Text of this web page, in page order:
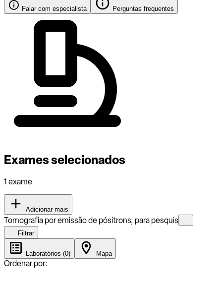
Falar com especialista Perguntas frequentes
Exames selecionados
1 exame
Adicionar mais
Tomografia por emissão de pósitrons, para pesquis
Filtrar
Laboratórios (0) Mapa
Ordenar por: